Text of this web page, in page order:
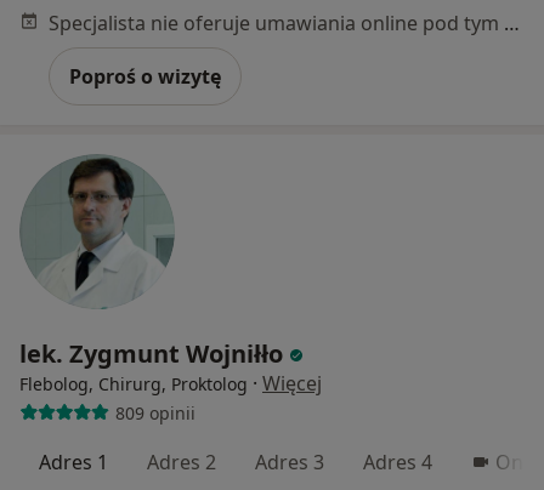
Specjalista nie oferuje umawiania online pod tym adresem.
Poproś o wizytę
lek. Zygmunt Wojniłło
Flebolog, Chirurg, Proktolog · Więcej
809 opinii
Adres 1 Adres 2 Adres 3 Adres 4